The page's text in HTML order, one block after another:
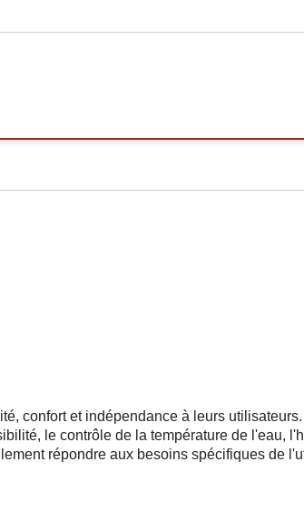
confort et indépendance à leurs
le contrôle de la température de l'eau,
répondre aux besoins spécifiques de